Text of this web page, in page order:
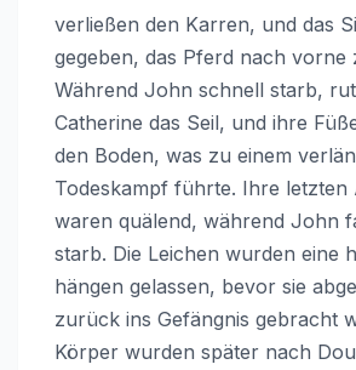
verließen den Karren, und das
gegeben, das Pferd nach vorne
Während John schnell starb,
Catherine das Seil, und ihre
den Boden, was zu einem
Todeskampf führte. Ihre letzten
waren quälend, während John
starb. Die Leichen wurden eine
hängen gelassen, bevor sie
zurück ins Gefängnis gebracht
Körper wurden später nach